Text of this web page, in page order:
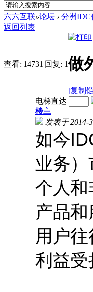
六六互联»论坛 › 分洲IDC
返回列表
查看: 14731 |回复: 1做
[复制
电梯直达
楼主
发表于 2014-
如今
业务
个人和
产品
用户
利益受